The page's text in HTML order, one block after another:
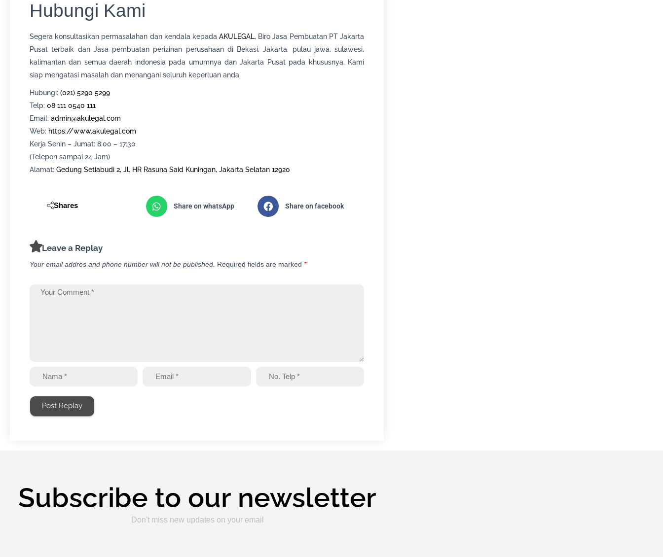
Hubungi Kami
Segera konsultasikan permasalahan dan kendala kepadaAKULEGAL, Biro Jasa Pembuatan PT Jakarta
Pusat terbaik dan Jasa pembuatan perizinan perusahaan di Bekasi, Jakarta, pulau jawa, sulawesi,
kalimantan dan semua daerah indonesia pada umumnya dan Jakarta Pusat pada khususnya. Kami
siap mengatasi masalah dan menangani seluruh keperluan anda.
Hubungi: (021) 5290 5299
Telp: 08 111 0540 111
Email: admin@akulegal.com
Web: https://www.akulegal.com
Kerja Senin – Jumat: 8:00 – 17:30
(Telepon sampai 24 Jam)
Alamat: Gedung Setiabudi 2, Jl. HR Rasuna Said Kuningan, Jakarta Selatan 12920
Shares Share on whatsApp Share on facebook
Leave a Replay
Your email addres and phone number will not be published. Required fields are marked *
Post Replay
Subscribe to our newsletter
Don't miss new updates on your email